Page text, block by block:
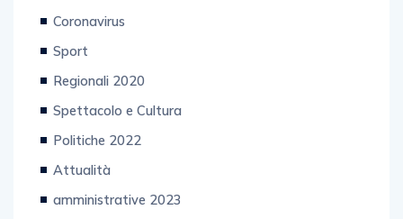
Coronavirus
Sport
Regionali 2020
Spettacolo e Cultura
Politiche 2022
Attualità
amministrative 2023